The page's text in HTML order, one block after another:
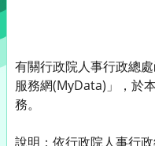
有關行政院人事行政總
服務網(MyData)」，於
務。
說明：依行政院人事行